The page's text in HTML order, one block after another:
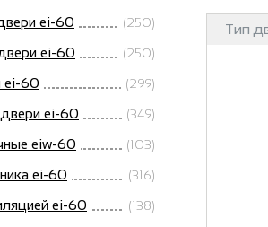
ei-60 (250)
ei-60 (250)
ei-60 (299)
ei-60 (349)
eiw-60 (103)
ei-60 (316)
ei-60 (138)
Тип